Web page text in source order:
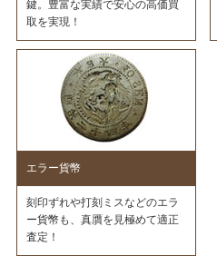
鍵。豊富な実績で安心の高価買
取を実現！
エラー貨幣
刻印ずれや打刻ミスなどのエラ
ー貨幣も、真贋を見極めて適正
査定！